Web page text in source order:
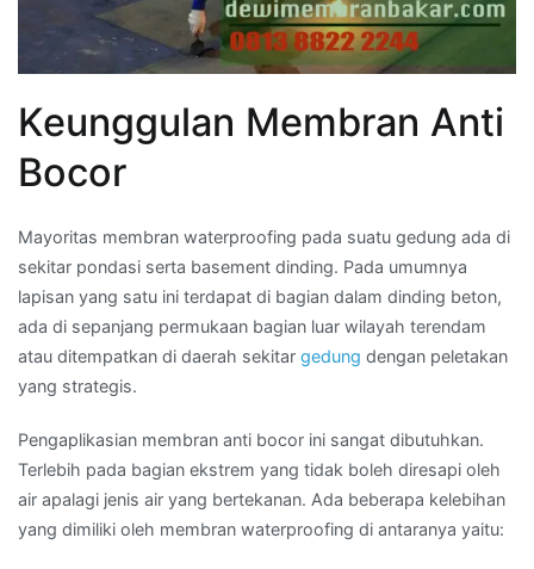
Keunggulan Membran Anti
Bocor
Mayoritas membran waterproofing pada suatu gedung ada di
sekitar pondasi serta basement dinding. Pada umumnya
lapisan yang satu ini terdapat di bagian dalam dinding beton,
ada di sepanjang permukaan bagian luar wilayah terendam
atau ditempatkan di daerah sekitar gedung dengan peletakan
yang strategis.
Pengaplikasian membran anti bocor ini sangat dibutuhkan.
Terlebih pada bagian ekstrem yang tidak boleh diresapi oleh
air apalagi jenis air yang bertekanan. Ada beberapa kelebihan
yang dimiliki oleh membran waterproofing di antaranya yaitu: